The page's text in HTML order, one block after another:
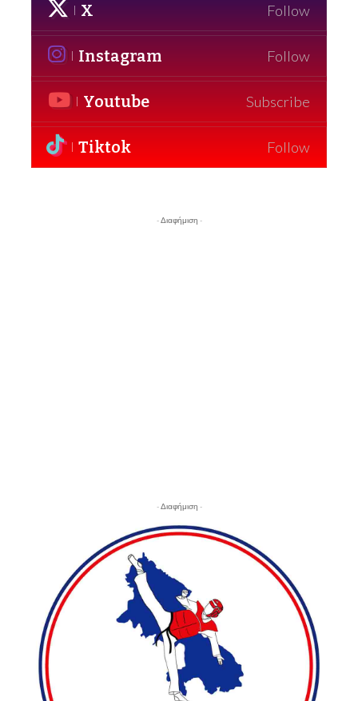
X Follow
Instagram Follow
Youtube Subscribe
Tiktok Follow
- Διαφήμιση -
- Διαφήμιση -